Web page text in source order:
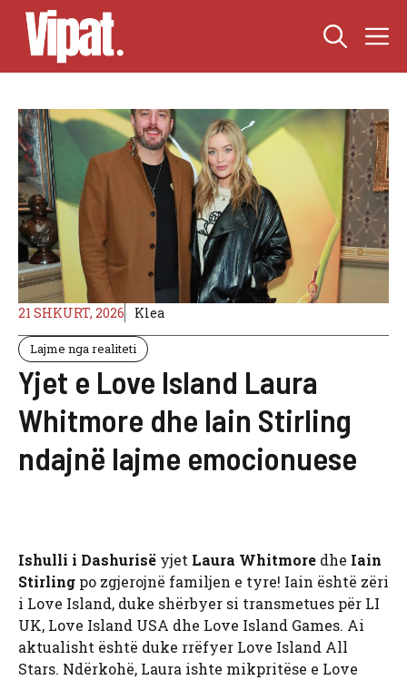
Skip
content
21 SHKURT, 2026 Klea
Lajme nga realiteti
Yjet e Love Island Laura
Whitmore dhe Iain Stirling
ndajnë lajme emocionuese
Ishulli i Dashurisë yjet Laura Whitmore dhe Iain
Stirling po zgjerojnë familjen e tyre! Iain është zëri
i Love Island, duke shërbyer si transmetues për LI
UK, Love Island USA dhe Love Island Games. Ai
aktualisht është duke rrëfyer Love Island All
Stars. Ndërkohë, Laura ishte mikpritëse e Love